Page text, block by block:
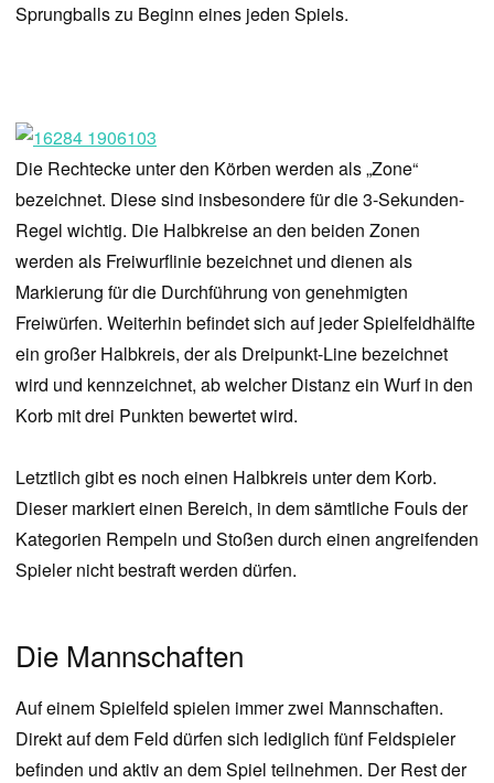
Sprungballs zu Beginn eines jeden Spiels.
Die Rechtecke unter den Körben werden als „Zone“
bezeichnet. Diese sind insbesondere für die 3-Sekunden-
Regel wichtig. Die Halbkreise an den beiden Zonen
werden als Freiwurflinie bezeichnet und dienen als
Markierung für die Durchführung von genehmigten
Freiwürfen. Weiterhin befindet sich auf jeder Spielfeldhälfte
ein großer Halbkreis, der als Dreipunkt-Line bezeichnet
wird und kennzeichnet, ab welcher Distanz ein Wurf in den
Korb mit drei Punkten bewertet wird.
Letztlich gibt es noch einen Halbkreis unter dem Korb.
Dieser markiert einen Bereich, in dem sämtliche Fouls der
Kategorien Rempeln und Stoßen durch einen angreifenden
Spieler nicht bestraft werden dürfen.
Die Mannschaften
Auf einem Spielfeld spielen immer zwei Mannschaften.
Direkt auf dem Feld dürfen sich lediglich fünf Feldspieler
befinden und aktiv an dem Spiel teilnehmen. Der Rest der